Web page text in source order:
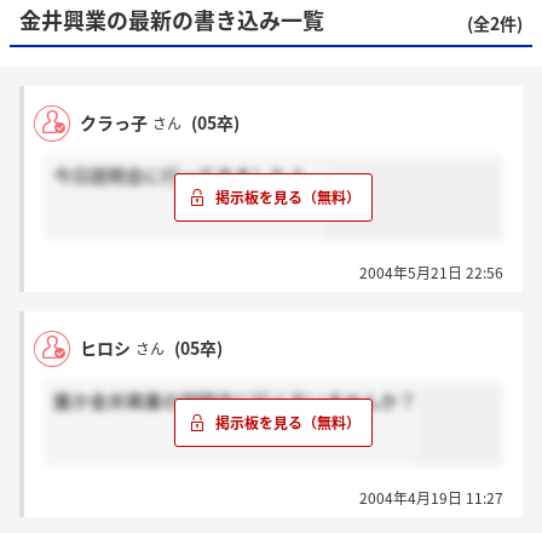
金井興業の最新の書き込み一覧 (全2件)
クラっ子 さん (05卒)
今日説明会に行ってきましたよ。
2004年5月21日 22:56
ヒロシ さん (05卒)
誰か金井興業の説明会に行く方いませんか？
2004年4月19日 11:27